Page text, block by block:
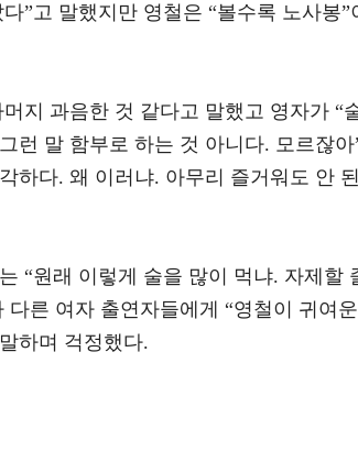
”고 말했지만 영철은 “볼수록 노사봉
지 과음한 것 같다고 말했고 영자가 “
런 말 함부로 하는 것 아니다. 모르잖
하다. 왜 이러냐. 아무리 즐거워도 안
“원래 이렇게 술을 많이 먹냐. 자제할
다른 여자 출연자들에게 “영철이 귀여
하며 걱정했다.